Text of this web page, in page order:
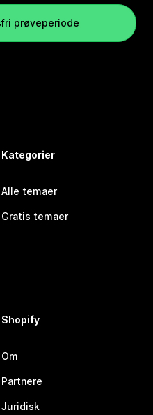
prøveperiode
Kategorier
Alle temaer
Gratis temaer
Shopify
Om
Partnere
Juridisk